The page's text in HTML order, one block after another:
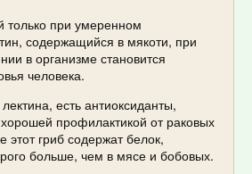
только при умеренном
содержащийся в мякоти, при
в организме становится
человека.
есть антиоксиданты,
профилактикой от раковых
этот гриб содержат белок,
больше, чем в мясе и бобовых.